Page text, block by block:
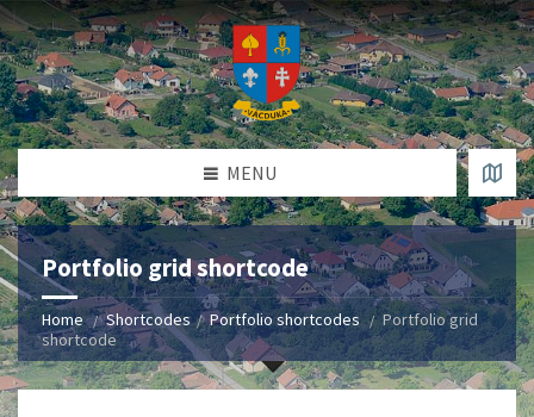
MENU
Portfolio grid shortcode
Home Shortcodes Portfolio shortcodes
Portfolio grid
shortcode